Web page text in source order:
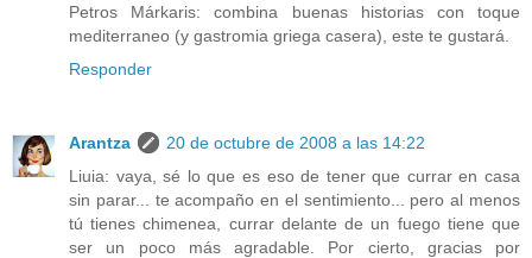
Petros Márkaris: combina buenas historias con toque
mediterraneo (y gastromia griega casera), este te gustará.
Responder
Arantza
20 de octubre de 2008 a las 14:22
Liuia: vaya, sé lo que es eso de tener que currar en casa
sin parar... te acompaño en el sentimiento... pero al menos
tú tienes chimenea, currar delante de un fuego tiene que
ser un poco más agradable. Por cierto, gracias por